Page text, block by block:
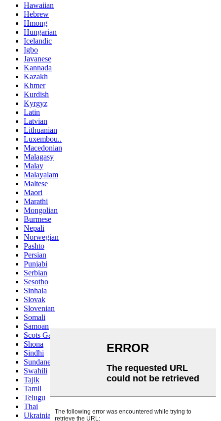
Hawaiian
Hebrew
Hmong
Hungarian
Icelandic
Igbo
Javanese
Kannada
Kazakh
Khmer
Kurdish
Kyrgyz
Latin
Latvian
Lithuanian
Luxembou..
Macedonian
Malagasy
Malay
Malayalam
Maltese
Maori
Marathi
Mongolian
Burmese
Nepali
Norwegian
Pashto
Persian
Punjabi
Serbian
Sesotho
Sinhala
Slovak
Slovenian
Somali
Samoan
Scots Gaelic
Shona
Sindhi
Sundanese
Swahili
Tajik
Tamil
Telugu
Thai
Ukrainian